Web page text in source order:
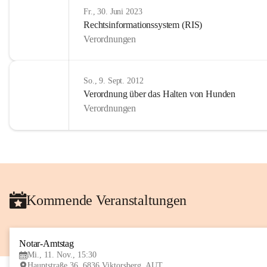
Fr., 30. Juni 2023
Rechtsinformationssystem (RIS)
Verordnungen
So., 9. Sept. 2012
Verordnung über das Halten von Hunden
Verordnungen
Kommende Veranstaltungen
Notar-Amtstag
Mi., 11. Nov., 15:30